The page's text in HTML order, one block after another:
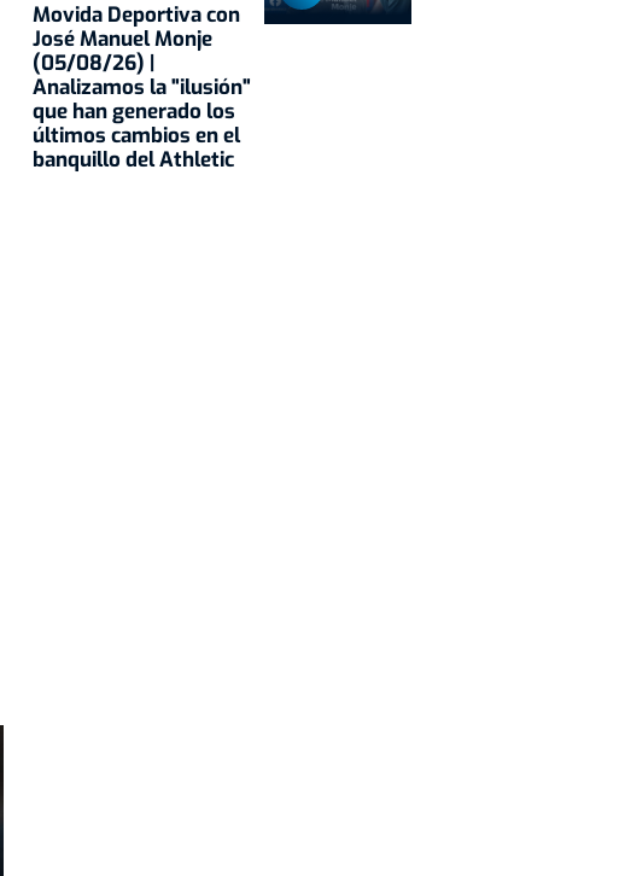
Movida Deportiva con
José Manuel Monje
(05/08/26) |
Analizamos la "ilusión"
que han generado los
últimos cambios en el
banquillo del Athletic